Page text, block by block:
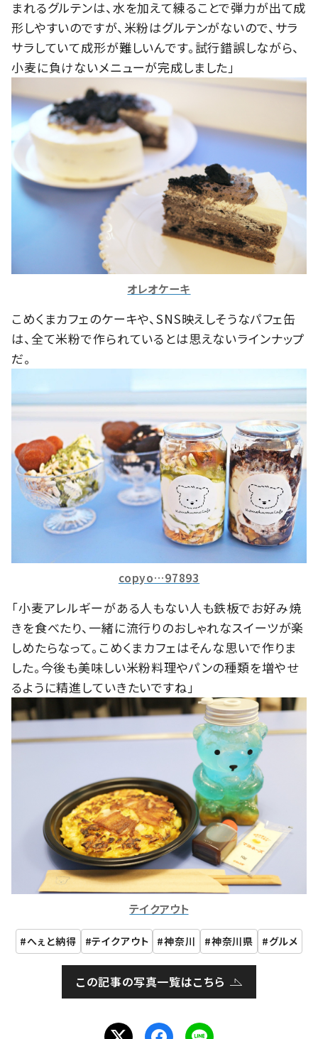
まれるグルテンは、水を加えて練ることで弾力が出て成
形しやすいのですが、米粉はグルテンがないので、サラ
サラしていて成形が難しいんです。試行錯誤しながら、
小麦に負けないメニューが完成しました」
オレオケーキ
こめくまカフェのケーキや、SNS映えしそうなパフェ缶
は、全て米粉で作られているとは思えないラインナップ
だ。
copyo…97893
「小麦アレルギーがある人もない人も鉄板でお好み焼
きを食べたり、一緒に流行りのおしゃれなスイーツが楽
しめたらなって。こめくまカフェはそんな思いで作りま
した。今後も美味しい米粉料理やパンの種類を増やせ
るように精進していきたいですね」
テイクアウト
へぇと納得 テイクアウト 神奈川 神奈川県 グルメ
この記事の写真一覧はこちら